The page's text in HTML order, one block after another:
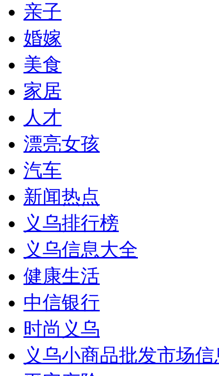
亲子
婚嫁
美食
家居
人才
漂亮女孩
汽车
新闻热点
义乌排行榜
义乌信息大全
健康生活
中信银行
时尚义乌
义乌小商品批发市场